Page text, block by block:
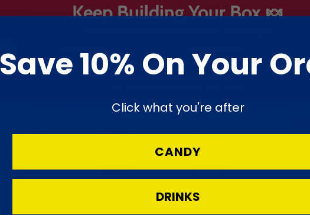
Keep Building Your Box 🍬
🎁 Add more treats to unlock free rewards.
Pepsi Zero Lime (South
Save 10% On Your
Click what you're after
CANDY
DRINKS